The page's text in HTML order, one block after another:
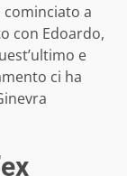
cominciato a
con Edoardo,
e
ci ha